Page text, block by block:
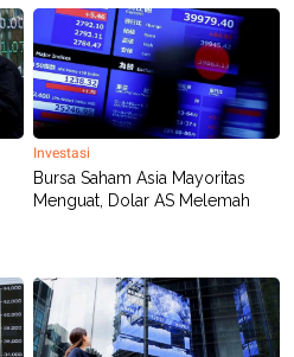
Investasi
Bursa Saham Asia Mayoritas
Menguat, Dolar AS Melemah